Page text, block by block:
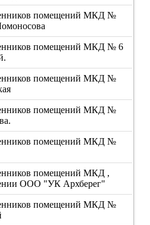
помещений МКД №
помещений МКД № 6
помещений МКД №
помещений МКД №
помещений МКД №
помещений МКД ,
ООО "УК Архберег"
помещений МКД №